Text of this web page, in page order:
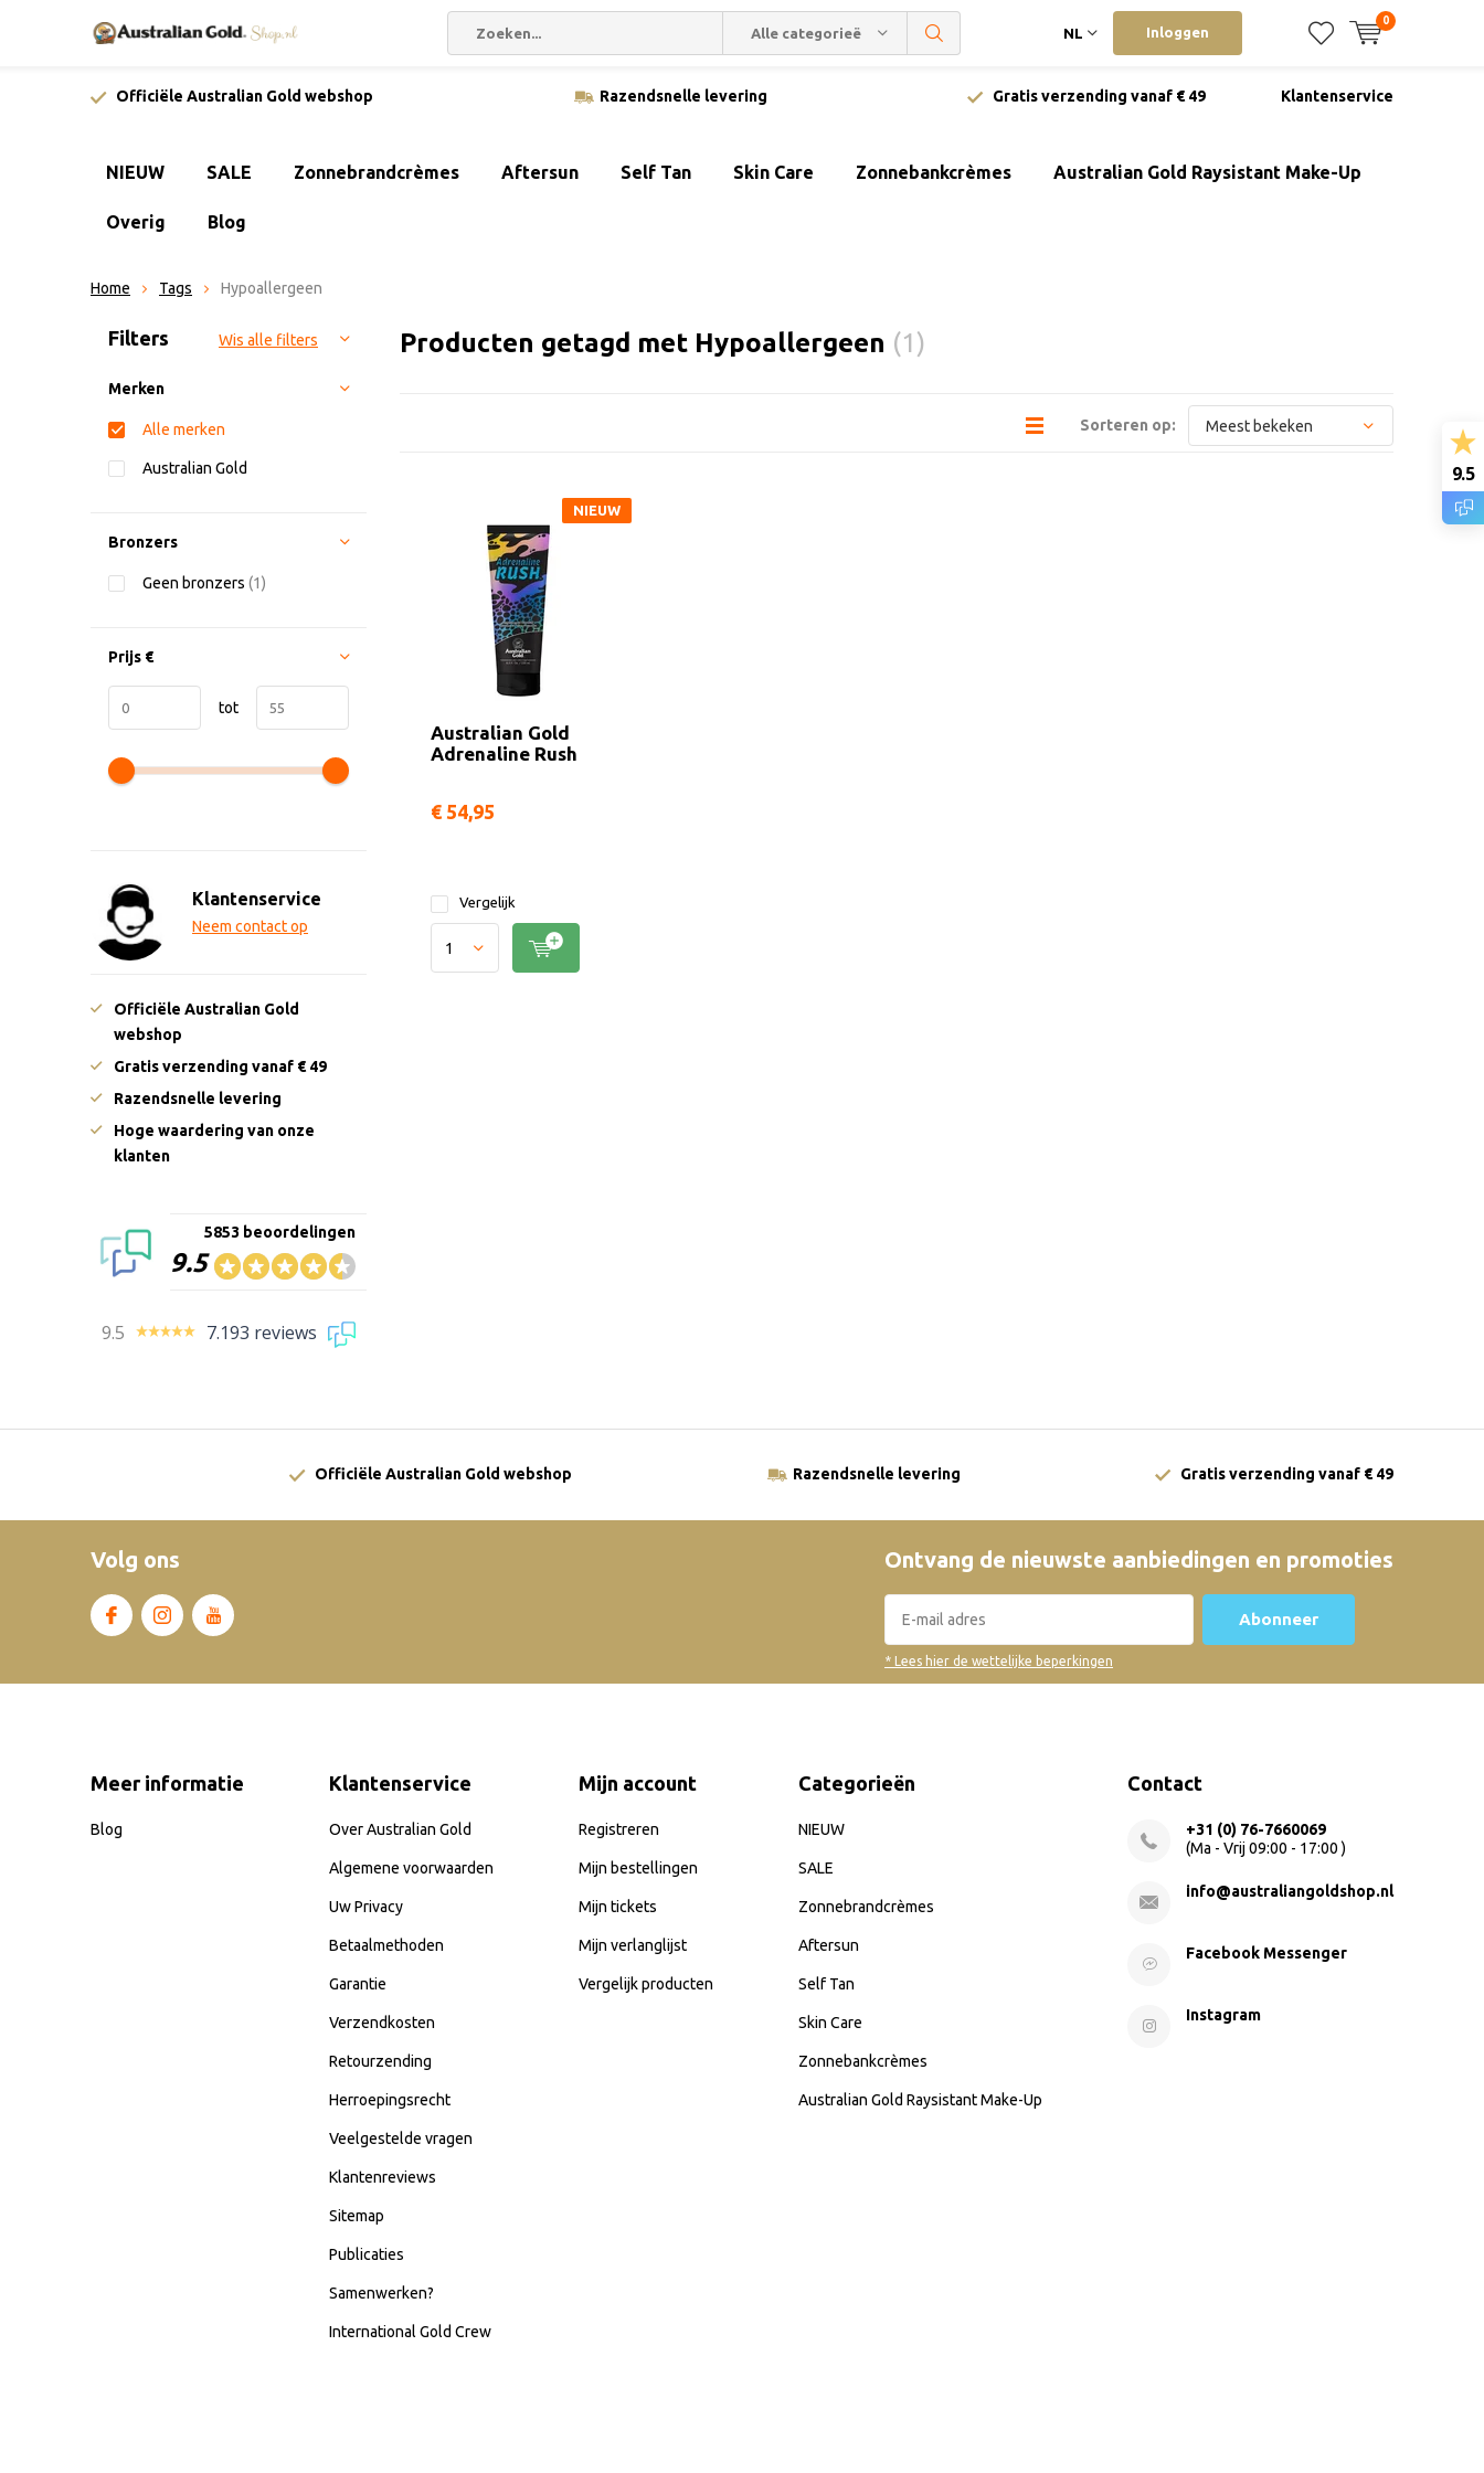
Alle categorieën NL Inloggen
0
Officiële Australian Gold webshop Razendsnelle levering Gratis verzending vanaf € 49 Klantenservice
NIEUW SALE Zonnebrandcrèmes Aftersun Self Tan Skin Care Zonnebankcrèmes Australian Gold Raysistant Make-Up
Overig Blog
Home Tags Hypoallergeen
Producten getagd met Hypoallergeen (1)
Sorteren op:
Australian Gold
Adrenaline Rush
NIEUW
€ 54,95
Vergelijk
Sorteren op:
Filters Wis alle filters
Merken
Alle merken
Australian Gold
Bronzers
Geen bronzers (1)
Prijs €
tot
Klantenservice
Neem contact op
Officiële Australian Gold
webshop
Gratis verzending vanaf € 49
Razendsnelle levering
Hoge waardering van onze
klanten
9.5
5853 beoordelingen
9.5 7.193 reviews
Officiële Australian Gold webshop Razendsnelle levering Gratis verzending vanaf € 49
Volg ons Ontvang de nieuwste aanbiedingen en promoties
Abonneer
* Lees hier de wettelijke beperkingen
Meer informatie
Blog
Klantenservice
Over Australian Gold
Algemene voorwaarden
Uw Privacy
Betaalmethoden
Garantie
Verzendkosten
Retourzending
Herroepingsrecht
Veelgestelde vragen
Klantenreviews
Sitemap
Publicaties
Samenwerken?
International Gold Crew
Mijn account
Registreren
Mijn bestellingen
Mijn tickets
Mijn verlanglijst
Vergelijk producten
Categorieën
NIEUW
SALE
Zonnebrandcrèmes
Aftersun
Self Tan
Skin Care
Zonnebankcrèmes
Australian Gold Raysistant Make-Up
Contact
+31 (0) 76-7660069
(Ma - Vrij 09:00 - 17:00 )
info@australiangoldshop.nl
Facebook Messenger
Instagram
9.5